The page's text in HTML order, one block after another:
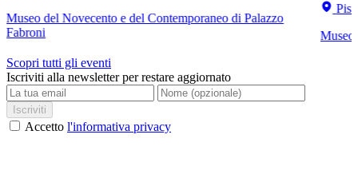
Museo del Novecento e del Contemporaneo di Palazzo
Fabroni
Museo
Scopri tutti gli eventi
Iscriviti alla newsletter per restare aggiornato
Iscriviti
Accetto l'informativa privacy